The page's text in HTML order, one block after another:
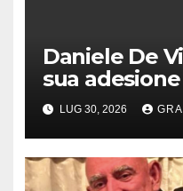
Daniele De
sua
nel rispetto
del 1°
LUG 30, 2026